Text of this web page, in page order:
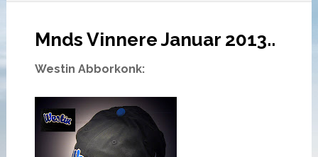
Mnds Vinnere Januar 2013..
Westin Abborkonk: